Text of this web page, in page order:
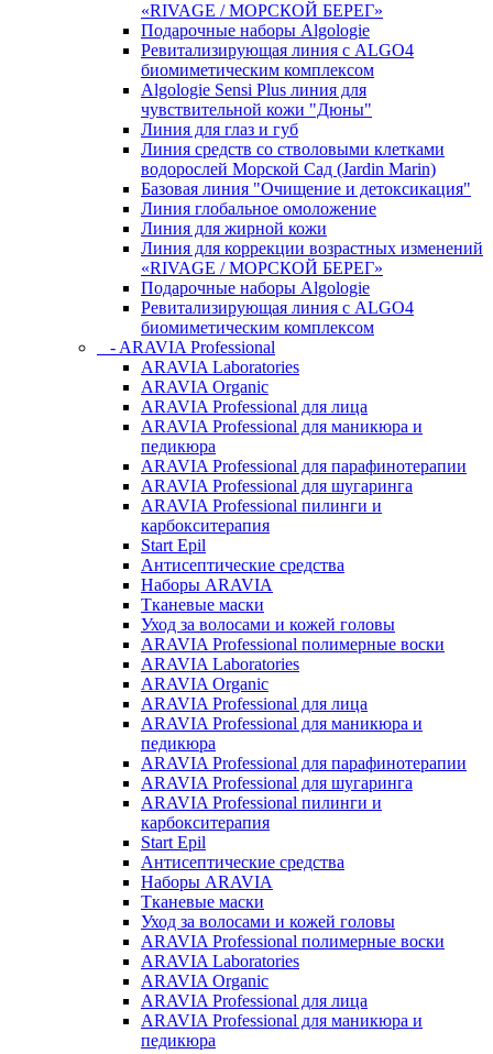
«RIVAGE / МОРСКОЙ БЕРЕГ»
Подарочные наборы Algologie
Ревитализирующая линия с ALGO4
биомиметическим комплексом
Algologie Sensi Plus линия для
чувcтвительной кожи "Дюны"
Линия для глаз и губ
Линия средств со стволовыми клетками
водорослей Морской Сад (Jardin Marin)
Базовая линия "Очищение и детоксикация"
Линия глобальное омоложение
Линия для жирной кожи
Линия для коррекции возрастных изменений
«RIVAGE / МОРСКОЙ БЕРЕГ»
Подарочные наборы Algologie
Ревитализирующая линия с ALGO4
биомиметическим комплексом
- ARAVIA Professional
ARAVIA Laboratories
ARAVIA Organic
ARAVIA Professional для лица
ARAVIA Professional для маникюра и
педикюра
ARAVIA Professional для парафинотерапии
ARAVIA Professional для шугаринга
ARAVIA Professional пилинги и
карбокситерапия
Start Epil
Антисептические средства
Наборы ARAVIA
Тканевые маски
Уход за волосами и кожей головы
ARAVIA Professional полимерные воски
ARAVIA Laboratories
ARAVIA Organic
ARAVIA Professional для лица
ARAVIA Professional для маникюра и
педикюра
ARAVIA Professional для парафинотерапии
ARAVIA Professional для шугаринга
ARAVIA Professional пилинги и
карбокситерапия
Start Epil
Антисептические средства
Наборы ARAVIA
Тканевые маски
Уход за волосами и кожей головы
ARAVIA Professional полимерные воски
ARAVIA Laboratories
ARAVIA Organic
ARAVIA Professional для лица
ARAVIA Professional для маникюра и
педикюра